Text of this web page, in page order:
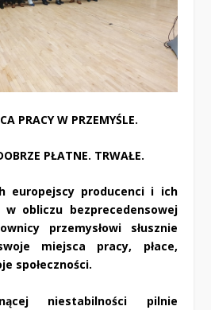
PRACY W PRZEMYŚLE.
PŁATNE. TRWAŁE.
europejscy producenci i ich
obliczu bezprecedensowej
przemysłowi słusznie
miejsca pracy, płace,
społeczności.
niestabilności pilnie